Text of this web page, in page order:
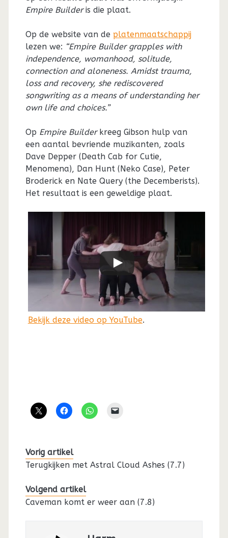
Empire Builderis die plaat.
Op de website van de platenmaatschappij
lezen we: “Empire Builder grapples with
independence, womanhood, solitude,
connection and aloneness. Amidst trauma,
loss and recovery, she rediscovered
songwriting as a means of understanding her
own life and choices.”
Op Empire Builderkreeg Gibson hulp van
een aantal bevriende muzikanten, zoals
Dave Depper (Death Cab for Cutie,
Menomena), Dan Hunt (Neko Case), Peter
Broderick en Nate Query (the Decemberists).
Het resultaat is een geweldige plaat.
Bekijk deze video op YouTube.
Vorig artikel
Terugkijken met Astral Cloud Ashes (7.7)
Volgend artikel
Caveman komt er weer aan (7.8)